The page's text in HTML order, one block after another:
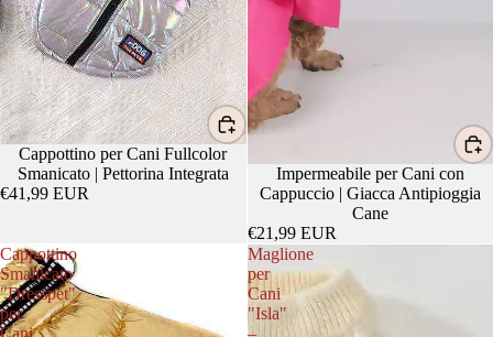
Cappottino per Cani Fullcolor
Smanicato | Pettorina Integrata
€41,99 EUR
Impermeabile per Cani con
Cappuccio | Giacca Antipioggia
Cane
€21,99 EUR
Cappottino
Smanicato
"Dresspet"
per
Cani
Maglione
per
Cani
"Isla"
–